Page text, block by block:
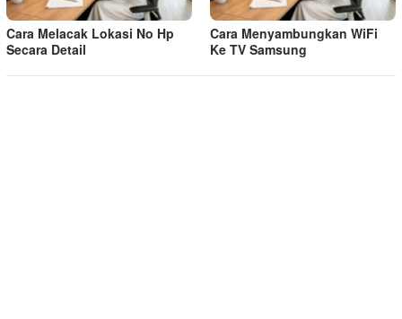
Cara Melacak Lokasi No Hp
Secara Detail
Cara Menyambungkan WiFi
Ke TV Samsung